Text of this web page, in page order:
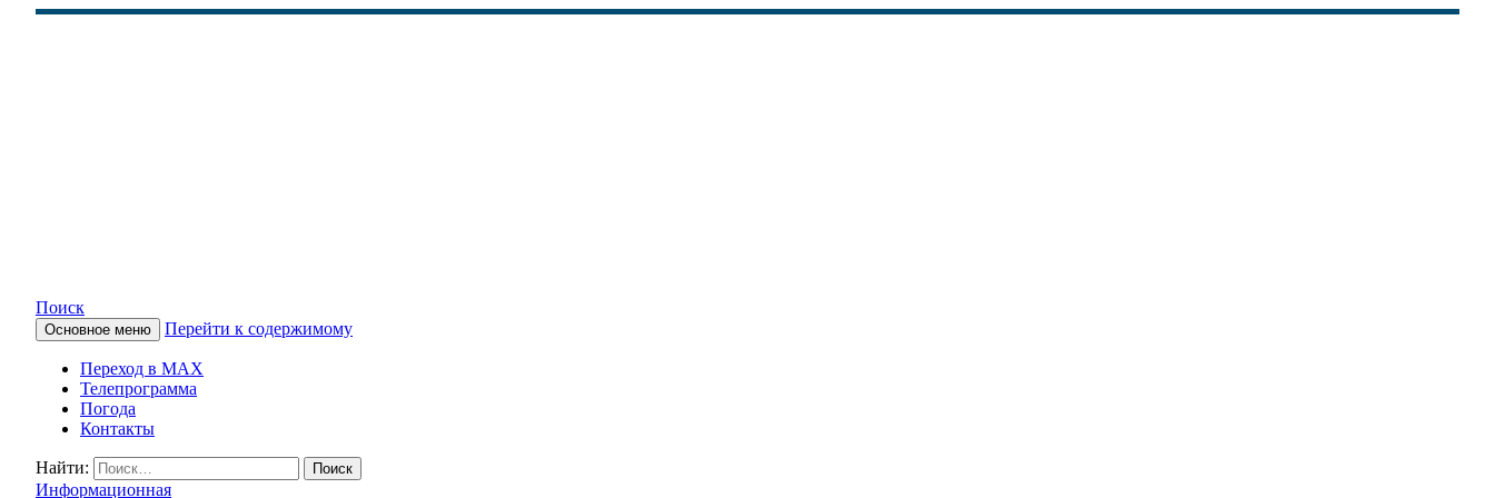
КАМЧАТСКОЕ ИНФОРМАЦИОННОЕ АГЕНТСТВО (КИА «ВЕСТИ»)
Поиск
Основное меню Перейти к содержимому
Переход в MAX
Телепрограмма
Погода
Контакты
Найти:
Информационная